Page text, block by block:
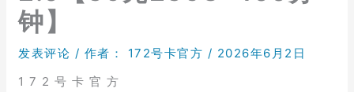
钟】
发表评论 / 作者： 172号卡官方 / 2026年6月2日
1 7 2 号 卡 官 方